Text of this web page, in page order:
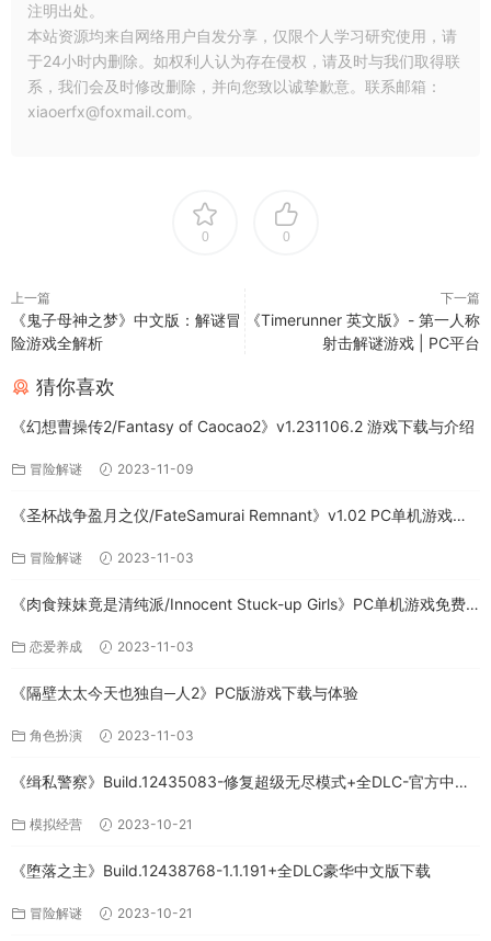
注明出处。
本站资源均来自网络用户自发分享，仅限个人学习研究使用，请
于24小时内删除。如权利人认为存在侵权，请及时与我们取得联
系，我们会及时修改删除，并向您致以诚挚歉意。联系邮箱：
xiaoerfx@foxmail.com。
0 0
上一篇
《鬼子母神之梦》中文版：解谜冒
险游戏全解析
下一篇
《Timerunner 英文版》- 第一人称
射击解谜游戏 | PC平台
猜你喜欢
《幻想曹操传2/Fantasy of Caocao2》v1.231106.2 游戏下载与介绍
冒险解谜 2023-11-09
《圣杯战争盈月之仪/FateSamurai Remnant》v1.02 PC单机游戏下
冒险解谜 2023-11-03
《肉食辣妹竟是清纯派/Innocent Stuck-up Girls》PC单机游戏免费
恋爱养成 2023-11-03
《隔壁太太今天也独自─人2》PC版游戏下载与体验
角色扮演 2023-11-03
《缉私警察》Build.12435083-修复超级无尽模式+全DLC-官方中文-
模拟经营 2023-10-21
《堕落之主》Build.12438768-1.1.191+全DLC豪华中文版下载
冒险解谜 2023-10-21